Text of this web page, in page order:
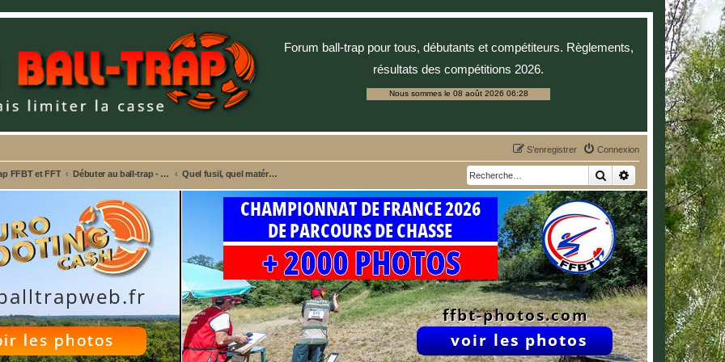
Forum ball-trap pour tous, débutants et compétiteurs. Règlements,
résultats des compétitions 2026.
Nous sommes le 08 août 2026 06:28
Connexion
S’enregistrer
FFBT et FFT Débuter au ball-trap - Créez votre sujet personnalisé Quel fusil, quel matériel pour débuter au ball-trap ? RechercherRecherche avancée